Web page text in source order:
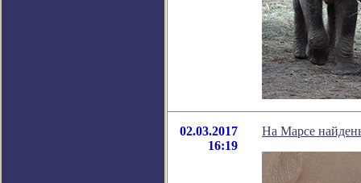
02.03.2017
16:19
На Марсе